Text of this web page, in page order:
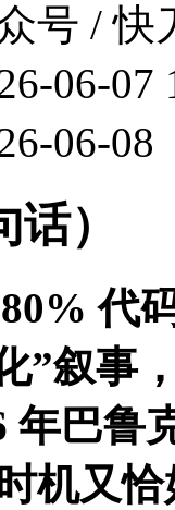
号 / 快
06-07
06-08
）
代
”叙事
年巴鲁
机又